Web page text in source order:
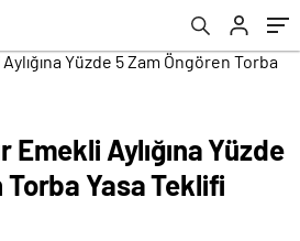
Emekli Aylığına Yüzde
Torba Yasa Teklifi